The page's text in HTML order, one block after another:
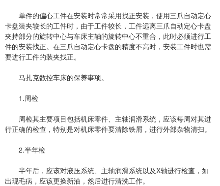
单件的偏心工件在安装时常常采用找正安装，使用三爪自动定心
卡盘装夹较长的工件时，由于工件较长，工件远离三爪自动定心卡盘
夹持部分的旋转中心与车床主轴的旋转中心不重合，此时必须进行工
件的安装找正。在三爪自动定心卡盘的精度不高时，安装工件时也需
要进行工件的装夹找正。
马扎克数控车床的保养事项。
1.周检
周检其主要项目包括机床零件、主轴润滑系统，应该每周对其进
行正确的检查，特别是对机床零件要清除铁屑，进行外部杂物清扫。
2.半年检
半年后，应该对液压系统、主轴润滑系统以及X轴进行检查，如
出现毛病，应该更换新油，然后进行清洗工作。